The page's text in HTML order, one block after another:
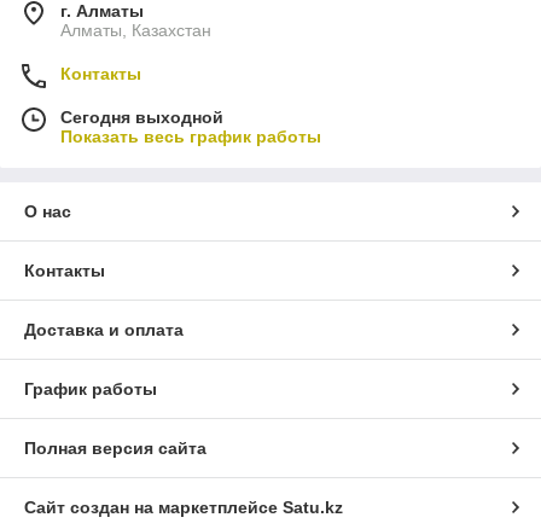
г. Алматы
Алматы, Казахстан
Контакты
Сегодня выходной
Показать весь график работы
О нас
Контакты
Доставка и оплата
График работы
Полная версия сайта
Сайт создан на маркетплейсе Satu.kz